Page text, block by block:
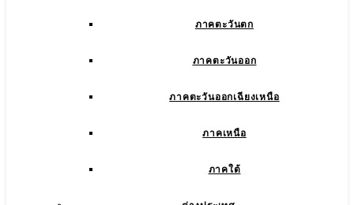
ภาคตะวันตก
ภาคตะวันออก
ภาคตะวันออกเฉียงเหนือ
ภาคเหนือ
ภาคใต้